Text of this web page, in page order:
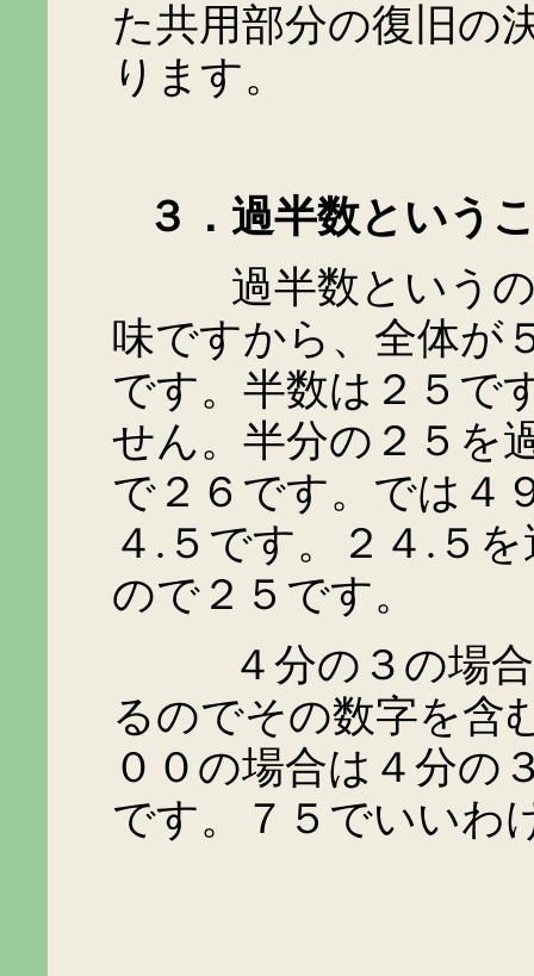
た共用部分の復旧の
ります。
３．過半数というこ
過半数というのは
味ですから、全体が
です。半数は２５で
せん。半分の２５を
で２６です。では４
４ . ５です。２４ . ５
ので２５です。
４分の３の場合は
るのでその数字を含
００の場合は４分の
です。７５でいいわ